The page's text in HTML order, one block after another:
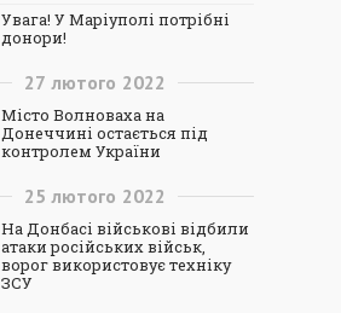
Увага! У Маріуполі потрібні
донори!
27 лютого 2022
Місто Волноваха на
Донеччині остається під
контролем України
25 лютого 2022
На Донбасі військові відбили
атаки російських військ,
ворог використовує техніку
ЗСУ